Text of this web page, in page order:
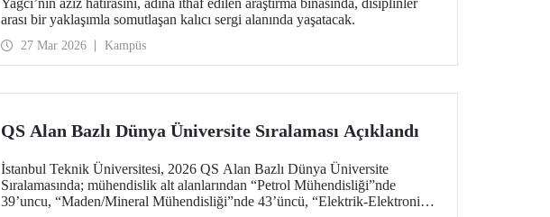
arası bir yaklaşımla somutlaşan kalıcı sergi alanında yaşatacak.
27 Mar 2026 Kampüs
QS Alan Bazlı Dünya Üniversite Sıralaması Açıklandı
İstanbul Teknik Üniversitesi, 2026 QS Alan Bazlı Dünya Üniversite
Sıralamasında; mühendislik alt alanlarından “Petrol Mühendisliği”nde
39’uncu, “Maden/Mineral Mühendisliği”nde 43’üncü, “Elektrik-Elektronik